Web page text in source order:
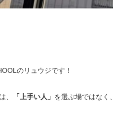
のリュウジです！
、 「上手い人」 を選ぶ場ではなく、